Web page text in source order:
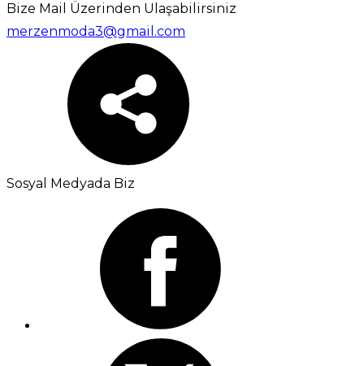
Bize Mail Üzerinden Ulaşabilirsiniz
merzenmoda3@gmail.com
Sosyal Medyada Biz